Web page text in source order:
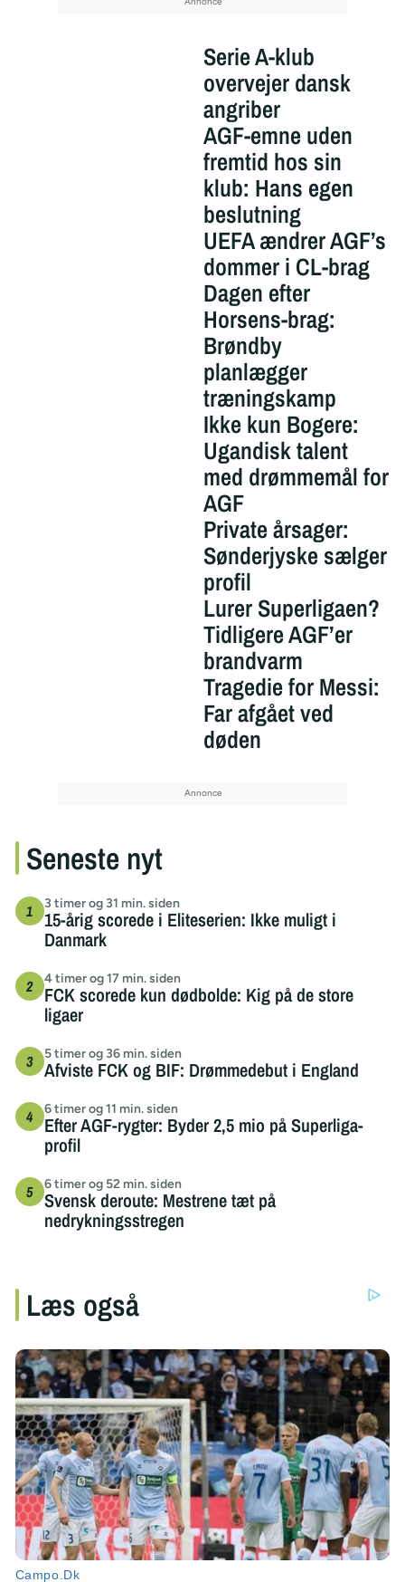
Serie A-klub
overvejer dansk
angriber
AGF-emne uden
fremtid hos sin
klub: Hans egen
beslutning
UEFA ændrer AGF’s
dommer i CL-brag
Dagen efter
Horsens-brag:
Brøndby
planlægger
træningskamp
Ikke kun Bogere:
Ugandisk talent
med drømmemål for
AGF
Private årsager:
Sønderjyske sælger
profil
Lurer Superligaen?
Tidligere AGF’er
brandvarm
Tragedie for Messi:
Far afgået ved
døden
Seneste nyt
3 timer og 31 min. siden
15-årig scorede i Eliteserien: Ikke muligt i
Danmark
4 timer og 17 min. siden
FCK scorede kun dødbolde: Kig på de store
ligaer
5 timer og 36 min. siden
Afviste FCK og BIF: Drømmedebut i England
6 timer og 11 min. siden
Efter AGF-rygter: Byder 2,5 mio på Superliga-
profil
6 timer og 52 min. siden
Svensk deroute: Mestrene tæt på
nedrykningsstregen